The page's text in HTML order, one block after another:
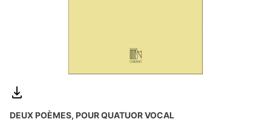
DEUX POÈMES, POUR QUATUOR VOCAL